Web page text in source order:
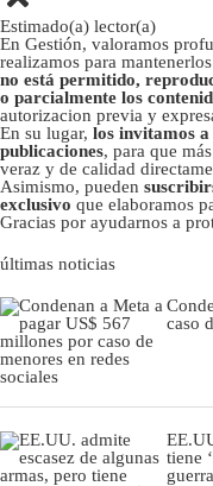
Estimado(a) lector(a)
En Gestión, valoramos
realizamos para
no está permitido,
o parcialmente los
autorizacion previa y
En su lugar, los invitamos
publicaciones, para que
veraz y de calidad
Asimismo, pueden
exclusivo que elaboramos
Gracias por ayudarnos a
últimas noticias
caso
tiene
guerra